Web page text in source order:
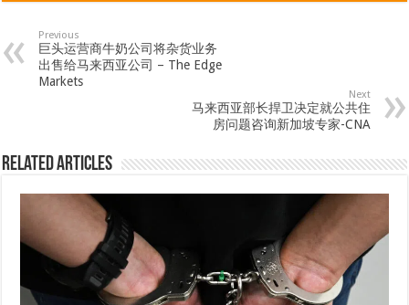
Previous
巨头运营商牛奶公司将杂货业务
出售给马来西亚公司 – The Edge
Markets
Next
马来西亚部长捍卫决定就公共住
房问题咨询新加坡专家-CNA
Related Articles